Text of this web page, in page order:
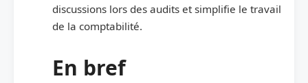
discussions lors des audits et simplifie le travail
de la comptabilité.
En bref